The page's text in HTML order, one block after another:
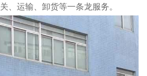
、运输、卸货等一条龙服务。